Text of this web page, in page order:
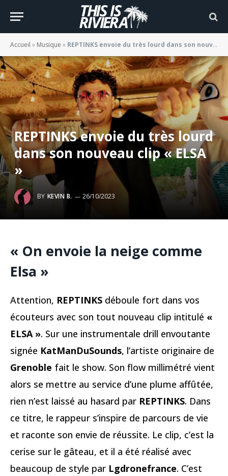
Accueil » Musique » REPTINKS envoie du très lourd dans son nouveau clip « ELSA »
REPTINKS envoie du très lourd
dans son nouveau clip « ELSA
»
BY KEVIN B. 26/10/2023
« On envoie la neige comme
Elsa »
Attention, REPTINKS déboule fort dans vos
écouteurs avec son tout nouveau clip intitulé «
ELSA ». Sur une instrumentale drill envoutante
signée KatManDuSounds, l’artiste originaire de
Grenoble fait le show. Son flow millimétré vient
alors se mettre au service d’une plume affûtée,
rien n’est laissé au hasard par REPTINKS. Dans
ce titre, le rappeur s’inspire de parcours de vie
et raconte son envie de réussite. Le clip, c’est la
cerise sur le gâteau, et il a été réalisé avec
beaucoup de style par Lgdronefrance. C’est